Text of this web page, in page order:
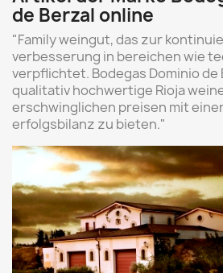
de Berzal online
"Family weingut, das zur
verbesserung in bereichen wie
verpflichtet. Bodegas Dominio de
qualitativ hochwertige Rioja
erschwinglichen preisen mit
erfolgsbilanz zu bieten."